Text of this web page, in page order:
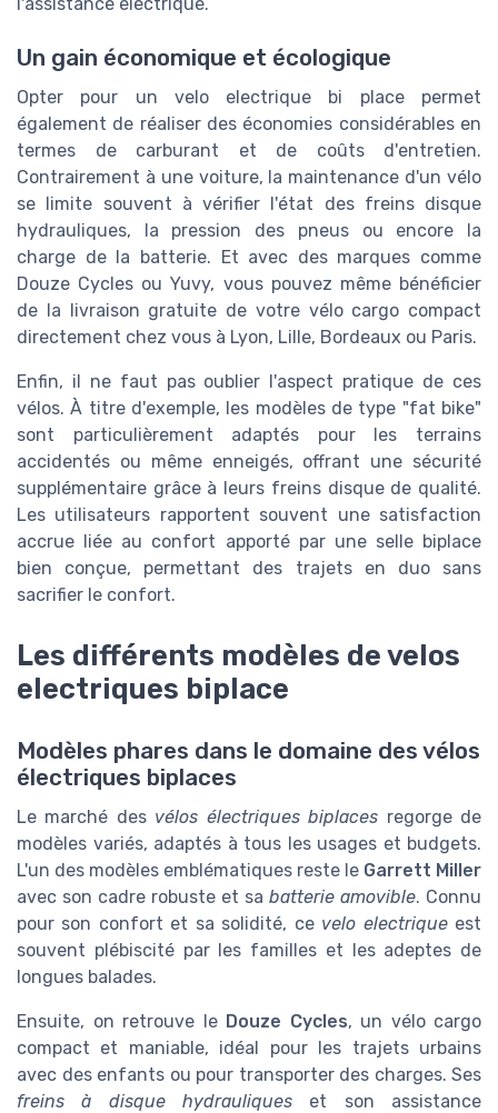
Un gain économique et écologique
Opter pour un velo electrique bi place permet
également de réaliser des économies considérables en
termes de carburant et de coûts d'entretien.
Contrairement à une voiture, la maintenance d'un vélo
se limite souvent à vérifier l'état des freins disque
hydrauliques, la pression des pneus ou encore la
charge de la batterie. Et avec des marques comme
Douze Cycles ou Yuvy, vous pouvez même bénéficier
de la livraison gratuite de votre vélo cargo compact
directement chez vous à Lyon, Lille, Bordeaux ou Paris.
Enfin, il ne faut pas oublier l'aspect pratique de ces
vélos. À titre d'exemple, les modèles de type "fat bike"
sont particulièrement adaptés pour les terrains
accidentés ou même enneigés, offrant une sécurité
supplémentaire grâce à leurs freins disque de qualité.
Les utilisateurs rapportent souvent une satisfaction
accrue liée au confort apporté par une selle biplace
bien conçue, permettant des trajets en duo sans
sacrifier le confort.
Les différents modèles de velos
electriques biplace
Modèles phares dans le domaine des vélos
électriques biplaces
Le marché des vélos électriques biplaces regorge de
modèles variés, adaptés à tous les usages et budgets.
L'un des modèles emblématiques reste le Garrett Miller
avec son cadre robuste et sa batterie amovible. Connu
pour son confort et sa solidité, ce velo electriqueest
souvent plébiscité par les familles et les adeptes de
longues balades.
Ensuite, on retrouve le Douze Cycles, un vélo cargo
compact et maniable, idéal pour les trajets urbains
avec des enfants ou pour transporter des charges. Ses
freins à disque hydrauliques et son assistance